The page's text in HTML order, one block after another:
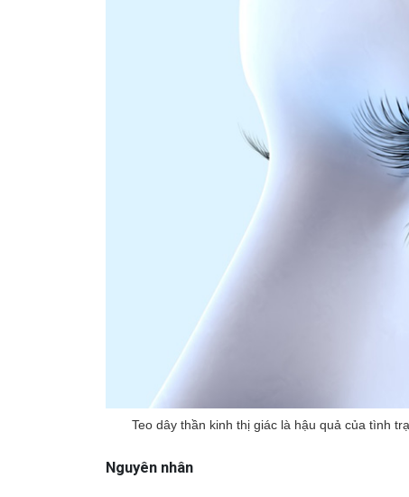
Teo dây thần kinh thị giác là hậu quả của tình
Nguyên nhân